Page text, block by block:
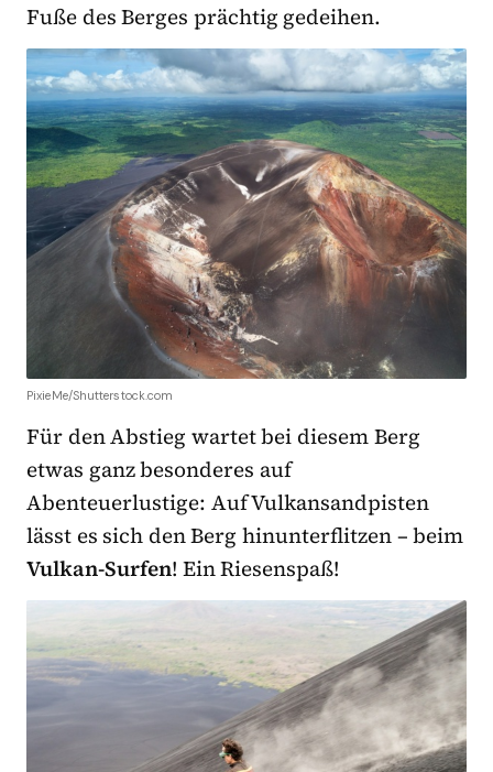
Fuße des Berges prächtig gedeihen.
PixieMe/Shutterstock.com
Für den Abstieg wartet bei diesem Berg
etwas ganz besonderes auf
Abenteuerlustige: Auf Vulkansandpisten
lässt es sich den Berg hinunterflitzen – beim
Vulkan-Surfen! Ein Riesenspaß!